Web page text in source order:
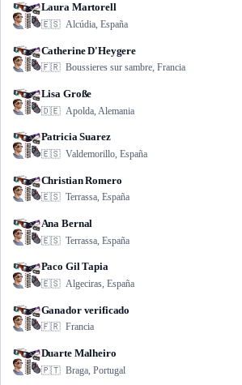
Laura Martorell
🇪🇸 Alcúdia, España
Catherine D'Heygere
🇫🇷 Boussieres sur sambre, Francia
Lisa Große
🇩🇪 Apolda, Alemania
Patricia Suarez
🇪🇸 Valdemorillo, España
Christian Romero
🇪🇸 Terrassa, España
Ana Bernal
🇪🇸 Terrassa, España
Paco Gil Tapia
🇪🇸 Algeciras, España
Ganador verificado
🇫🇷 Francia
Duarte Malheiro
🇵🇹 Braga, Portugal